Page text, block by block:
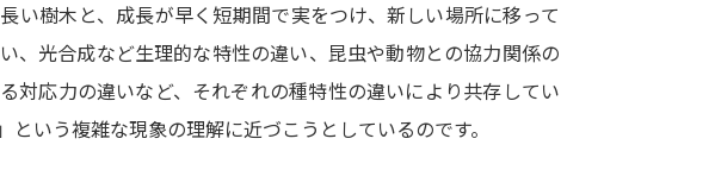
志望校・出願校を調べる
併願校選び 受験スケジュールを立てよう
テレメール全国一斉進学調査
新生活
い樹木と、成長が早く短期間で実をつけ、新しい場所に移って
、光合成など生理的な特性の違い、昆虫や動物との協力関係の
対応力の違いなど、それぞれの種特性の違いにより共存してい
という複雑な現象の理解に近づこうとしているのです。